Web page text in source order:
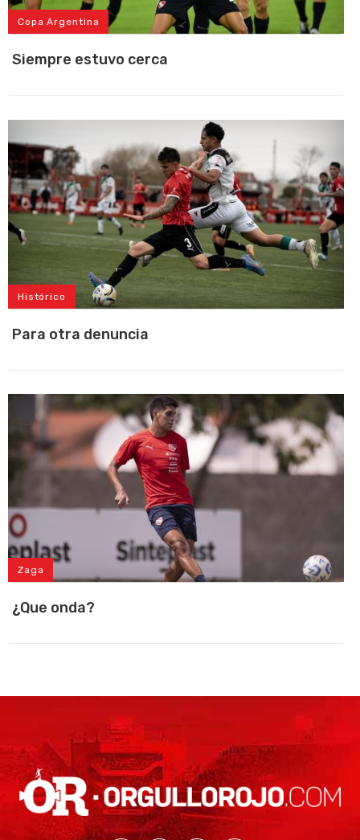
Copa Argentina
Siempre estuvo cerca
Histórico
Para otra denuncia
Zaga
¿Que onda?